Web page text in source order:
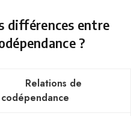
différences entre
?
Relations de
codépendance